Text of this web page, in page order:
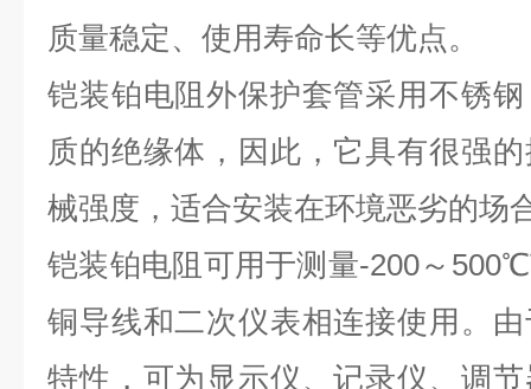
质量稳定、使用寿命长等优点。
铠装铂电阻外保护套管采用不锈
质的绝缘体，因此，它具有很强
械强度，适合安装在环境恶劣的场
铠装铂电阻可用于测量-200～
铜导线和二次仪表相连接使用。
特性，可为显示仪、记录仪、调